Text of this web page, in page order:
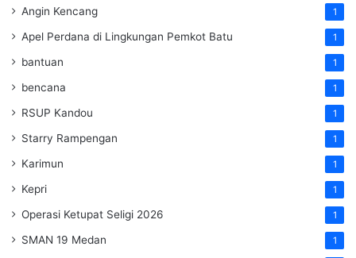
Angin Kencang 1
Apel Perdana di Lingkungan Pemkot Batu 1
bantuan 1
bencana 1
RSUP Kandou 1
Starry Rampengan 1
Karimun 1
Kepri 1
Operasi Ketupat Seligi 2026 1
SMAN 19 Medan 1